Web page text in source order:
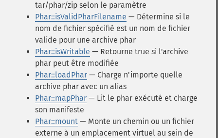
tar/phar/zip selon le paramètre
Phar::isValidPharFilename — Détermine si le
nom de fichier spécifié est un nom de fichier
valide pour une archive phar
Phar::isWritable — Retourne true si l'archive
phar peut être modifiée
Phar::loadPhar — Charge n'importe quelle
archive phar avec un alias
Phar::mapPhar — Lit le phar exécuté et charge
son manifeste
Phar::mount — Monte un chemin ou un fichier
externe à un emplacement virtuel au sein de